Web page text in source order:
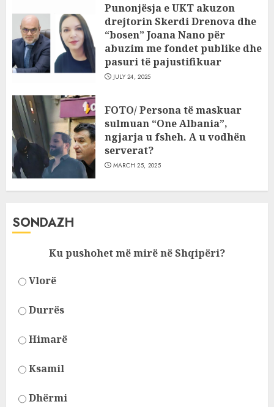
Punonjësja e UKT akuzon
drejtorin Skerdi Drenova dhe
“bosen” Joana Nano për
abuzim me fondet publike dhe
pasuri të pajustifikuar
JULY 24, 2025
FOTO/ Persona të maskuar
sulmuan “One Albania”,
ngjarja u fsheh. A u vodhën
serverat?
MARCH 25, 2025
SONDAZH
Ku pushohet më mirë në Shqipëri?
Vlorë
Durrës
Himarë
Ksamil
Dhërmi